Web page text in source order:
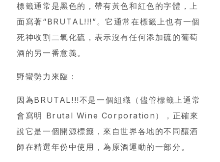
標籤通常是黑色的，帶有黃色和紅色的字體，上
面寫著“BRUTAL!!! ” 。它通常在標籤上也有一個
死神收割二氧化硫，表示沒有任何添加硫的葡萄
酒的另一番意義。
野蠻勢力來臨：
因為BRUTAL!!!不是一個組織（儘管標籤上通常
會寫明 Brutal Wine Corporation），正確來
說它是一個開源標籤，來自世界各地的不同釀酒
師在精選年份中使用，為原酒運動的一部分。